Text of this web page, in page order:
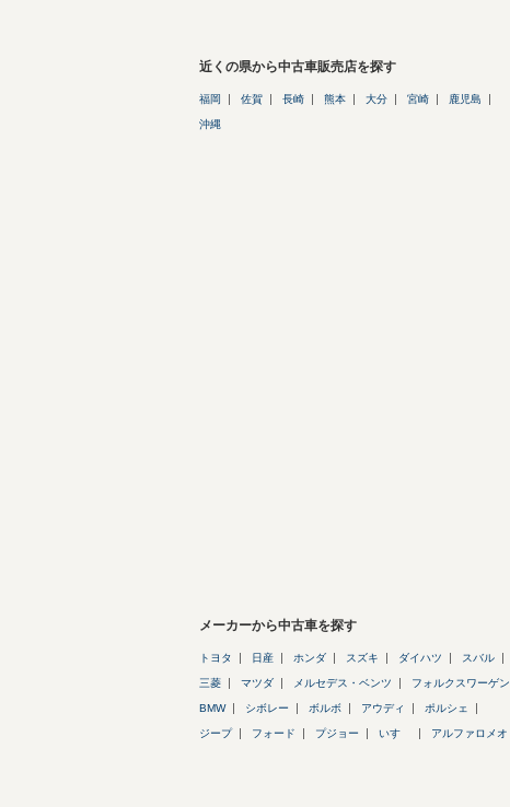
近くの県から中古車販売店を探す
福岡 佐賀 長崎 熊本 大分 宮崎 鹿児島
沖縄
メーカーから中古車を探す
トヨタ 日産 ホンダ スズキ ダイハツ スバル
三菱 マツダ メルセデス・ベンツ フォルクスワーゲン
BMW シボレー ボルボ アウディ ポルシェ
ジープ フォード プジョー いすゞ アルファロメオ